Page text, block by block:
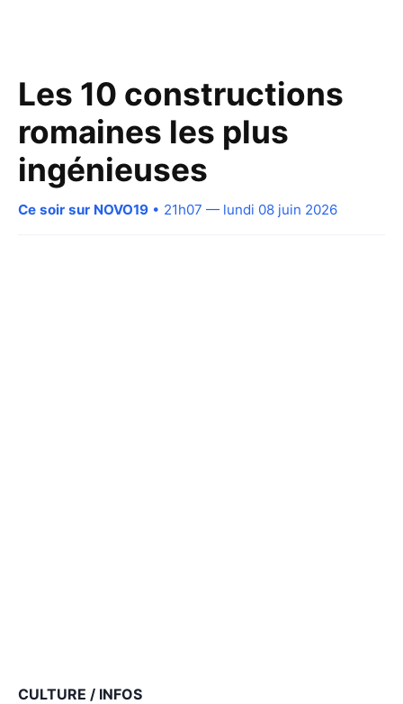
Les 10 constructions
romaines les plus
ingénieuses
Ce soir sur NOVO19 • 21h07 — lundi 08 juin 2026
CULTURE / INFOS